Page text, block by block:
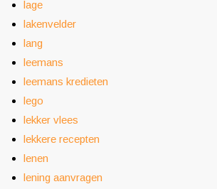
lage
lakenvelder
lang
leemans
leemans kredieten
lego
lekker vlees
lekkere recepten
lenen
lening aanvragen